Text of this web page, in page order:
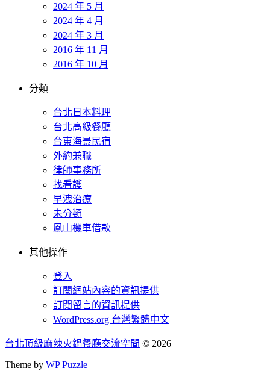
2024 年 5 月
2024 年 4 月
2024 年 3 月
2016 年 11 月
2016 年 10 月
分類
台北日本料理
台北高級餐廳
台東海景民宿
外約兼職
律師事務所
找看護
早洩治療
未分類
鳳山機車借款
其他操作
登入
訂閱網站內容的資訊提供
訂閱留言的資訊提供
WordPress.org 台灣繁體中文
台北頂級麻辣火鍋餐廳交流空間 © 2026
Theme by WP Puzzle